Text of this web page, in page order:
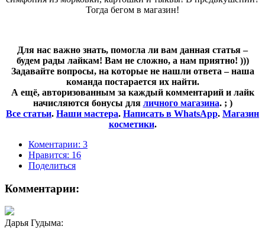
Тогда бегом в магазин!
Для нас важно знать, помогла ли вам данная статья –
будем рады лайкам! Вам не сложно, а нам приятно! )))
Задавайте вопросы, на которые не нашли ответа – наша
команда постарается их найти.
А ещё, авторизованным за каждый комментарий и лайк
начисляются бонусы для личного магазина. ; )
Все статьи. Наши мастера. Написать в WhatsApp. Магазин
косметики.
Коментарии: 3
Нравится: 16
Поделиться
Комментарии:
Дарья Гудыма: